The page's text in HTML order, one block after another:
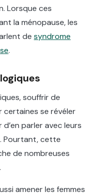
Lorsque ces
la ménopause, les
de syndrome
.
souffrir de
certaines se révéler
parler avec leurs
Pourtant, cette
de nombreuses
amener les femmes